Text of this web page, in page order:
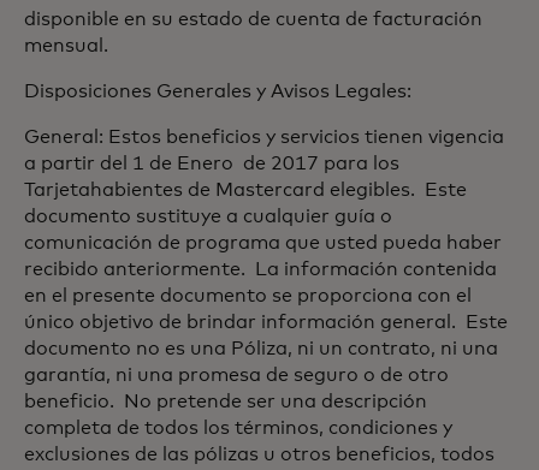
disponible en su estado de cuenta de facturación
mensual.
Disposiciones Generales y Avisos Legales:
General: Estos beneficios y servicios tienen vigencia
a partir del 1 de Enero de 2017 para los
Tarjetahabientes de Mastercard elegibles. Este
documento sustituye a cualquier guía o
comunicación de programa que usted pueda haber
recibido anteriormente. La información contenida
en el presente documento se proporciona con el
único objetivo de brindar información general. Este
documento no es una Póliza, ni un contrato, ni una
garantía, ni una promesa de seguro o de otro
beneficio. No pretende ser una descripción
completa de todos los términos, condiciones y
exclusiones de las pólizas u otros beneficios, todos